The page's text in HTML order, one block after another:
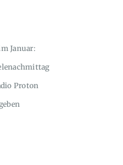
Januar:
Proton